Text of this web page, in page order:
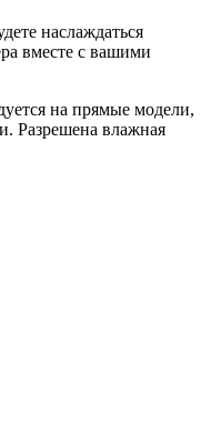
наслаждаться
вместе с вашими
на прямые модели,
Разрешена влажная